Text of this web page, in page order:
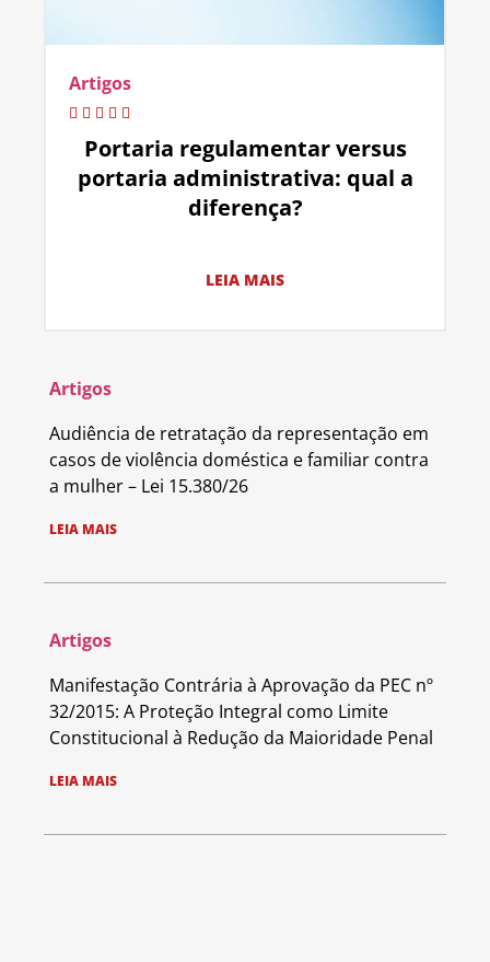
Artigos
Portaria regulamentar versus
portaria administrativa: qual a
diferença?
LEIA MAIS
Artigos
Audiência de retratação da representação em
casos de violência doméstica e familiar contra
a mulher – Lei 15.380/26
LEIA MAIS
Artigos
Manifestação Contrária à Aprovação da PEC nº
32/2015: A Proteção Integral como Limite
Constitucional à Redução da Maioridade Penal
LEIA MAIS